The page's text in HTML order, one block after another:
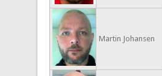
Martin Johansen